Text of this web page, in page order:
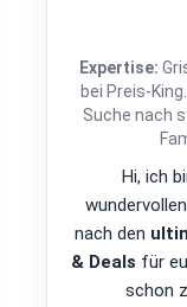
Expertise:
bei Preis-
Suche nach
Hi, ich
nach den
& Deals für
schon